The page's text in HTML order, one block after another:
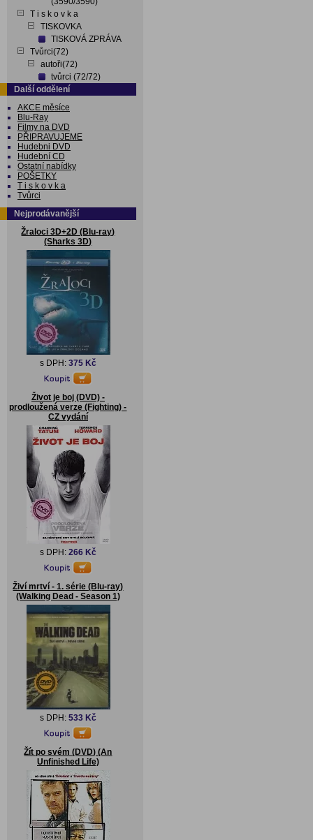
T i s k o v k a
TISKOVKA
TISKOVÁ ZPRÁVA
Tvůrci(72)
autoři(72)
tvůrci (72/72)
Další oddělení
AKCE měsíce
Blu-Ray
Filmy na DVD
PŘIPRAVUJEME
Hudebni DVD
Hudební CD
Ostatní nabídky
POŠETKY
T i s k o v k a
Tvůrci
Nejprodávanější
Žraloci 3D+2D (Blu-ray)
(Sharks 3D)
s DPH: 375 Kč
Život je boj (DVD) -
prodloužená verze (Fighting) -
CZ vydání
s DPH: 266 Kč
Živí mrtví - 1. série (Blu-ray)
(Walking Dead - Season 1)
s DPH: 533 Kč
Žít po svém (DVD) (An
Unfinished Life)